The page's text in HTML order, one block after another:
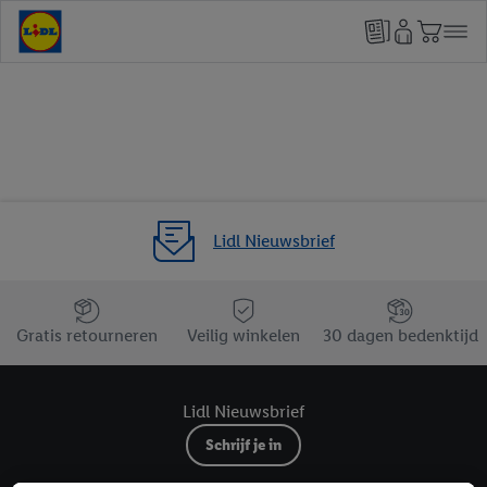
Lidl Nieuwsbrief
Jouw voordelen bij ons als Lidl webshop klant
Gratis retourneren
Veilig winkelen 30 dagen bedenktijd
Lidl Nieuwsbrief
Schrijf je in